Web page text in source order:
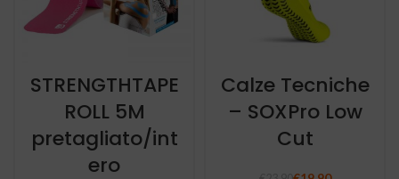
STRENGTHTAPE
ROLL 5M
pretagliato/int
ero
Calze Tecniche
– SOXPro Low
Cut